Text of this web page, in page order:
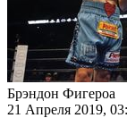
Брэндон Фигероа
21 Апреля 2019,